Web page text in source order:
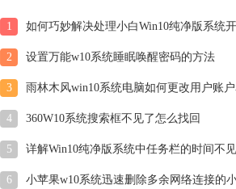
1
2 设置万能w10系统睡眠唤醒密码的方法
3 雨林木风win10系统电脑如何更改用户账
4 360W10系统搜索框不见了怎么找回
5
6 小苹果w10系统迅速删除多余网络连接的